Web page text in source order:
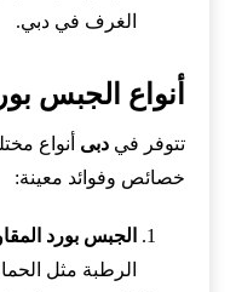
الغرف في دبي.
أنواع الجبس
تتوفر فيدبى أنواع
خصائص وفوائد معينة:
الجبس بورد
الرطبة مثل